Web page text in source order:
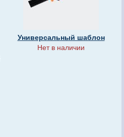
Универсальный шаблон
Нет в наличии